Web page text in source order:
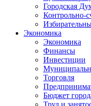
Городская
Контрольно-
Экономика
Экономика
Финансы
Инвестиции
Торговля
Бюджет
Труд и